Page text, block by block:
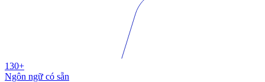
130+
Ngôn ngữ có sẵn